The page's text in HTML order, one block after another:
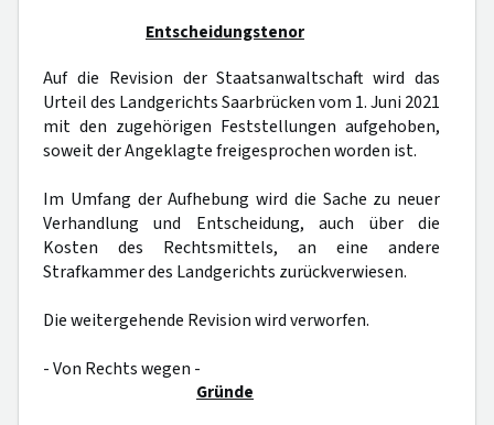
Entscheidungstenor
Auf die Revision der Staatsanwaltschaft wird das
Urteil des Landgerichts Saarbrücken vom 1. Juni 2021
mit den zugehörigen Feststellungen aufgehoben,
soweit der Angeklagte freigesprochen worden ist.
Im Umfang der Aufhebung wird die Sache zu neuer
Verhandlung und Entscheidung, auch über die
Kosten des Rechtsmittels, an eine andere
Strafkammer des Landgerichts zurückverwiesen.
Die weitergehende Revision wird verworfen.
- Von Rechts wegen -
Gründe